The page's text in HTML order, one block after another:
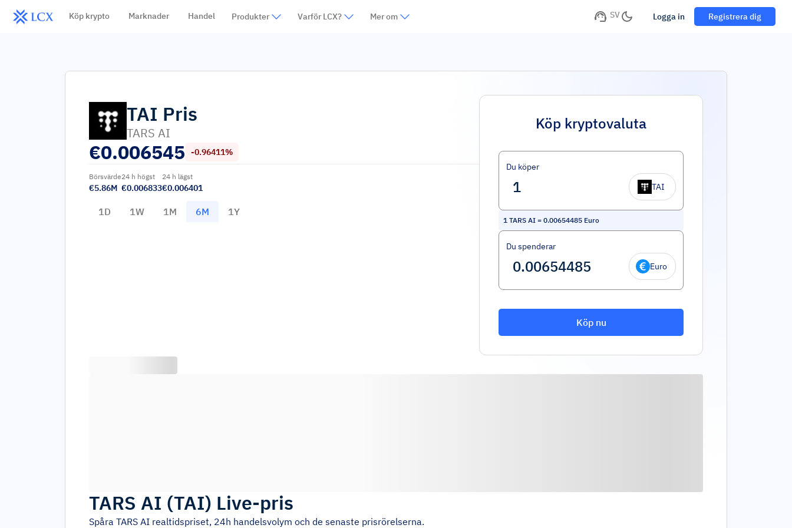
Köp krypto Marknader Handel Produkter Varför LCX? Mer om SV Logga in Registrera dig
TAI Pris
TARS AI
€0.006545 -0.96411%
Börsvärde
€5.86M
24 h högst
€0.006833
24 h lägst
€0.006401
1D 1W 1M 6M 1Y
Köp kryptovaluta
Du köper
TAI
1 TARS AI = 0.00654485 Euro
Du spenderar
Euro
Köp nu
TARS AI (TAI) Live-pris
Spåra TARS AI realtidspriset, 24h handelsvolym och de senaste prisrörelserna.